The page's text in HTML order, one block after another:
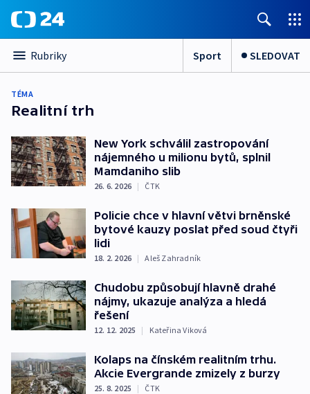
Rubriky Sport SLEDOVAT
TÉMA
Realitní trh
New York schválil zastropování
nájemného u milionu bytů, splnil
Mamdaniho slib
26. 6. 2026 | ČTK
Policie chce v hlavní větvi brněnské
bytové kauzy poslat před soud čtyři
lidi
18. 2. 2026 | Aleš Zahradník
Chudobu způsobují hlavně drahé
nájmy, ukazuje analýza a hledá
řešení
12. 12. 2025 | Kateřina Viková
Kolaps na čínském realitním trhu.
Akcie Evergrande zmizely z burzy
25. 8. 2025 | ČTK